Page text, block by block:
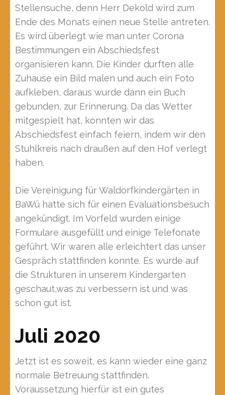
Stellensuche, denn Herr Dekold wird zum
Ende des Monats einen neue Stelle antreten.
Es wird überlegt wie man unter Corona
Bestimmungen ein Abschiedsfest
organisieren kann. Die Kinder durften alle
Zuhause ein Bild malen und auch ein Foto
aufkleben, daraus wurde dann ein Buch
gebunden, zur Erinnerung. Da das Wetter
mitgespielt hat, konnten wir das
Abschiedsfest einfach feiern, indem wir den
Stuhlkreis nach draußen auf den Hof verlegt
haben.
Die Vereinigung für Waldorfkindergärten in
BaWü hatte sich für einen Evaluationsbesuch
angekündigt. Im Vorfeld wurden einige
Formulare ausgefüllt und einige Telefonate
geführt. Wir waren alle erleichtert das unser
Gespräch stattfinden konnte. Es wurde auf
die Strukturen in unserem Kindergarten
geschaut,was zu verbessern ist und was
schon gut ist.
Juli 2020
Jetzt ist es soweit, es kann wieder eine ganz
normale Betreuung stattfinden.
Voraussetzung hierfür ist ein gutes